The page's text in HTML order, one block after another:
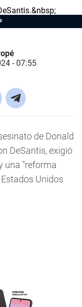
- 07:55
de Donald
DeSantis, exigió
una "reforma
Unidos